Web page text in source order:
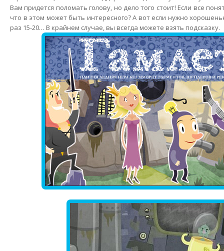
Вам придется поломать голову, но дело того стоит! Если все
что в этом может быть интересного? А вот если нужно
раз 15-20… В крайнем случае, вы всегда можете взять подсказку.